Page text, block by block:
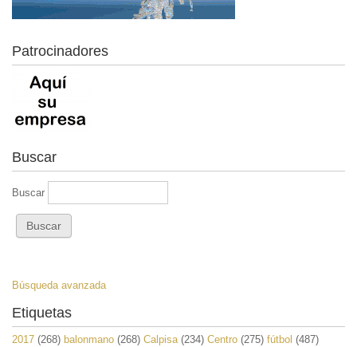
Patrocinadores
Buscar
Buscar
Búsqueda avanzada
Etiquetas
2017 (268) balonmano (268) Calpisa(234) Centro (275) fútbol (487)